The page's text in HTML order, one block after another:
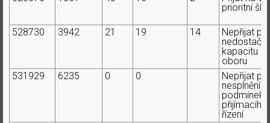
prioritní
528730 3942 21 19 14
Nepřijat
kapacitu
oboru
531929
6235 0 0
Nepřijat
nesplnění
podmínek
přijímacího
řízení